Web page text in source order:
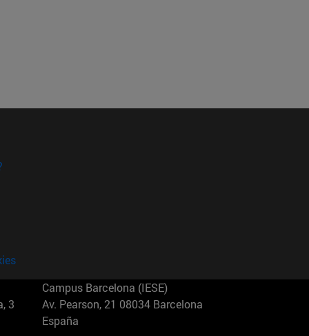
3
Campus Barcelona (IESE)
Av. Pearson, 21 08034 Barcelona
España